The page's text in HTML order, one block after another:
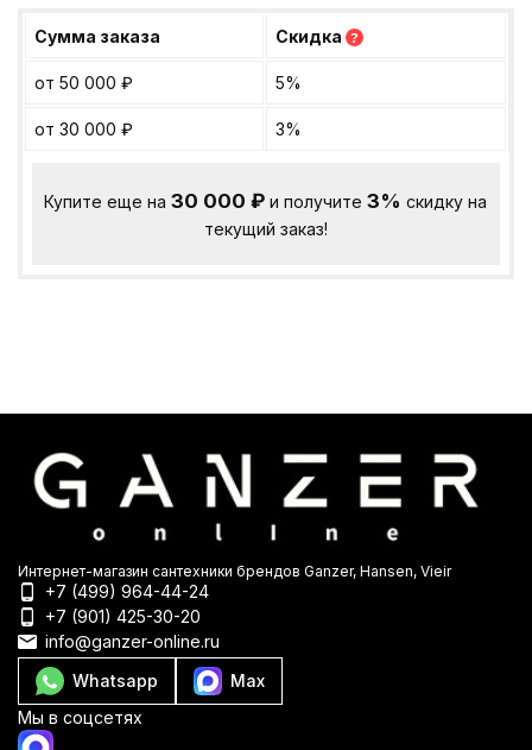
Сумма заказа Скидка ?
от 50 000 ₽ 5%
от 30 000 ₽ 3%
Купите еще на30 000₽ и получите3% скидку на
текущий заказ!
Интернет-магазин сантехники брендов Ganzer, Hansen, Vieir
+7 (499) 964-44-24
+7 (901) 425-30-20
info@ganzer-online.ru
Whatsapp
Max
Мы в соцсетях